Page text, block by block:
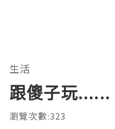
生活
跟傻子玩......
瀏覽次數:323